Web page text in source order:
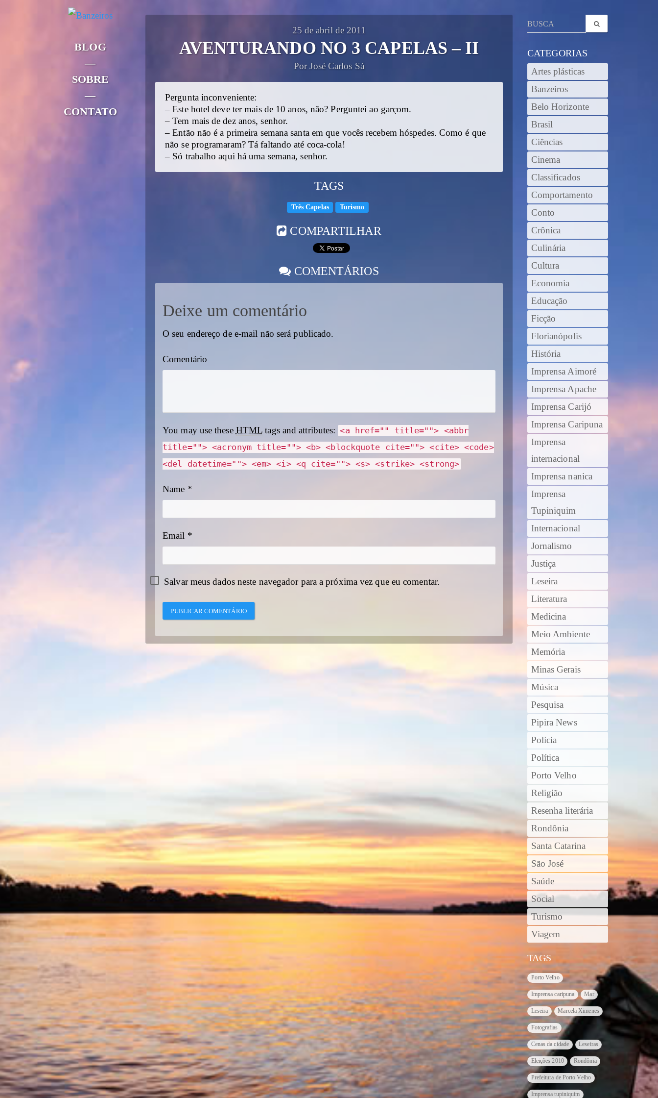
BLOG
—
SOBRE
—
CONTATO
25 de abril de 2011
AVENTURANDO NO 3 CAPELAS – II
Por José Carlos Sá
Pergunta inconveniente:
– Este hotel deve ter mais de 10 anos, não? Perguntei ao garçom.
– Tem mais de dez anos, senhor.
– Então não é a primeira semana santa em que vocês recebem hóspedes. Como é que
não se programaram? Tá faltando até coca-cola!
– Só trabalho aqui há uma semana, senhor.
TAGS
Três Capelas Turismo
COMPARTILHAR
COMENTÁRIOS
Deixe um comentário
O seu endereço de e-mail não será publicado.
Comentário
You may use these HTML tags and attributes: <a href="" title=""> <abbr
title=""> <acronym title=""> <b> <blockquote cite=""> <cite> <code>
<del datetime=""> <em> <i> <q cite=""> <s> <strike> <strong>
Name *
Email *
Salvar meus dados neste navegador para a próxima vez que eu comentar.
CATEGORIAS
Artes plásticas
Banzeiros
Belo Horizonte
Brasil
Ciências
Cinema
Classificados
Comportamento
Conto
Crônica
Culinária
Cultura
Economia
Educação
Ficção
Florianópolis
História
Imprensa Aimoré
Imprensa Apache
Imprensa Carijó
Imprensa Caripuna
Imprensa
internacional
Imprensa nanica
Imprensa
Tupiniquim
Internacional
Jornalismo
Justiça
Leseira
Literatura
Medicina
Meio Ambiente
Memória
Minas Gerais
Música
Pesquisa
Pipira News
Polícia
Política
Porto Velho
Religião
Resenha literária
Rondônia
Santa Catarina
São José
Saúde
Social
Turismo
Viagem
TAGS
Porto Velho
Imprensa caripuna Mar
Leseira Marcela Ximenes
Fotografias
Cenas da cidade Leseiras
Eleições 2010 Rondônia
Prefeitura de Porto Velho
Imprensa tupiniquim